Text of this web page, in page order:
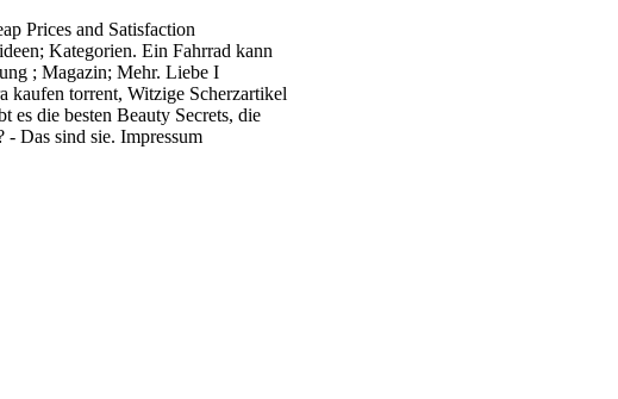
Prices and Satisfaction
Kategorien. Ein Fahrrad kann
; Magazin; Mehr. Liebe I
kaufen torrent, Witzige Scherzartikel
die besten Beauty Secrets, die
Das sind sie. Impressum